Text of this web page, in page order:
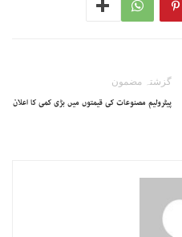
گزشتہ مضمون
پیٹرولیم مصنوعات کی قیمتوں میں بڑی کمی کا اعلان